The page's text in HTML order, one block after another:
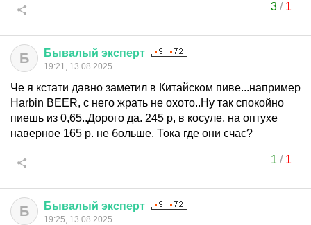
3/ 1
Б Бывалый эксперт
19:21, 13.08.2025
Че я кстати давно заметил в Китайском пиве...например
Harbin BEER, с него жрать не охото..Ну так спокойно
пиешь из 0,65..Дорого да. 245 р, в косуле, на оптухе
наверное 165 р. не больше. Тока где они счас?
1 / 1
Б Бывалый эксперт
19:25, 13.08.2025